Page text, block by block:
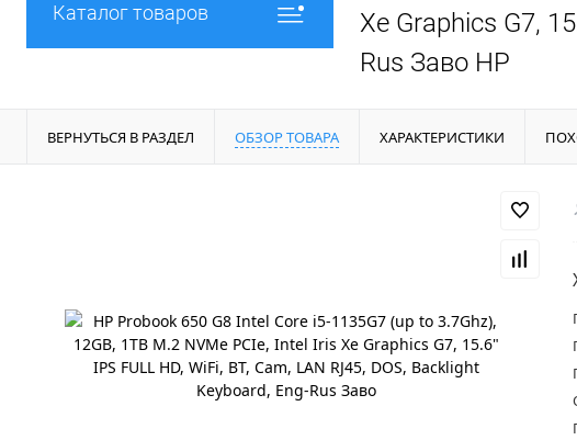
Каталог товаров
Xe Graphics G7,
Rus Заво HP
ВЕРНУТЬСЯ В РАЗДЕЛ ОБЗОР ТОВАРА ХАРАКТЕРИСТИКИ